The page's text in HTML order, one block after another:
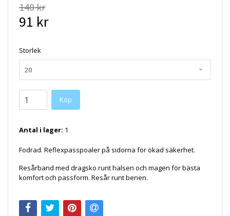
140 kr
91 kr
Storlek
20
Köp
Antal i lager: 1
Fodrad. Reflexpasspoaler på sidorna för ökad säkerhet.
Resårband med dragsko runt halsen och magen för bästa
komfort och passform. Resår runt benen.